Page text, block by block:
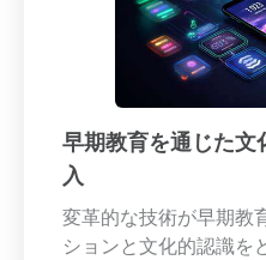
と学生の成長をサポー
の人のために設計され
ンを促進し、コミュニ
果的なグループ作業を
ツールについて掘り下
ィードバック、ゲーミ
分析が個別化された学
割の重要性についても
術を利用して教室内で
するためのベストプラ
協働学習環境で生じる
早期教育を通じた文
入
変革的な技術が早期教
ションと文化的認識を